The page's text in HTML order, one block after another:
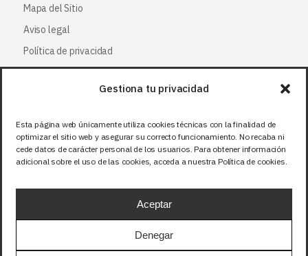
Gestiona tu privacidad
Esta página web únicamente utiliza cookies técnicas con la finalidad de
optimizar el sitio web y asegurar su correcto funcionamiento. No recaba ni
cede datos de carácter personal de los usuarios. Para obtener información
adicional sobre el uso de las cookies, acceda a nuestra Política de cookies.
Aceptar
Denegar
Mapa del Sitio
Aviso legal
Política de privacidad
Política de cookies
Síguenos
Facebook
X (Twitter)
Instagram